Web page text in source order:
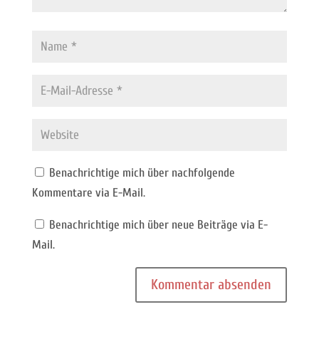
Benachrichtige mich über nachfolgende
Kommentare via E-Mail.
Benachrichtige mich über neue Beiträge via E-
Mail.